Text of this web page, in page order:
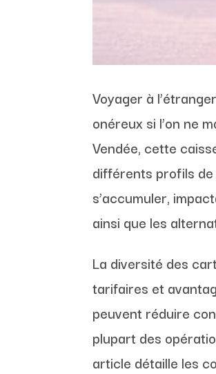
Voyager à
onéreux si l’on ne
Vendée, cette
différents profils
s’accumuler,
ainsi que les
La diversité des
tarifaires et
peuvent réduire
plupart des
article détaille les